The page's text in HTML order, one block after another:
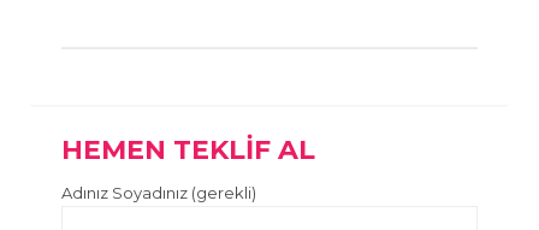
HEMEN TEKLİF AL
Adınız Soyadınız (gerekli)